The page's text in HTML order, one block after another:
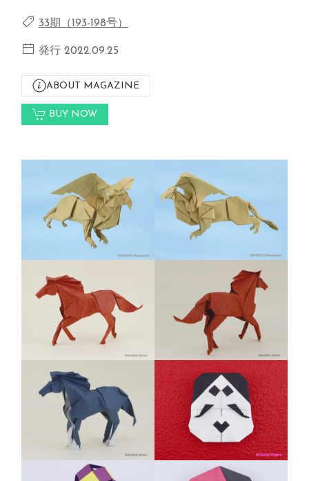
33期（193-198号）
発行 2022.09.25
ABOUT MAGAZINE
BUY NOW